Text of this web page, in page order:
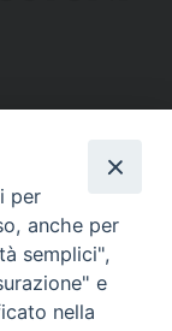
per
anche per
semplici",
e
nella